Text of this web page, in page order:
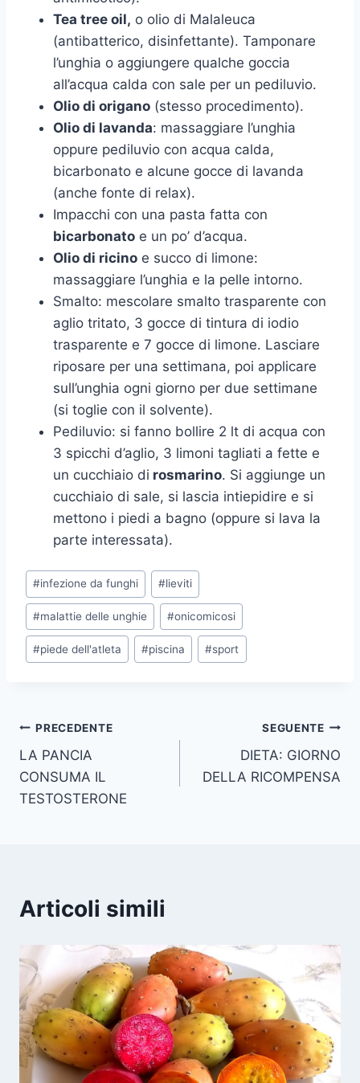
Tea tree oil, o olio di Malaleuca
(antibatterico, disinfettante). Tamponare
l’unghia o aggiungere qualche goccia
all’acqua calda con sale per un pediluvio.
Olio di origano (stesso procedimento).
Olio di lavanda: massaggiare l’unghia
oppure pediluvio con acqua calda,
bicarbonato e alcune gocce di lavanda
(anche fonte di relax).
Impacchi con una pasta fatta con
bicarbonato e un po’ d’acqua.
Olio di ricino e succo di limone:
massaggiare l’unghia e la pelle intorno.
Smalto: mescolare smalto trasparente con
aglio tritato, 3 gocce di tintura di iodio
trasparente e 7 gocce di limone. Lasciare
riposare per una settimana, poi applicare
sull’unghia ogni giorno per due settimane
(si toglie con il solvente).
Pediluvio: si fanno bollire 2 lt di acqua con
3 spicchi d’aglio, 3 limoni tagliati a fette e
un cucchiaio di rosmarino. Si aggiunge un
cucchiaio di sale, si lascia intiepidire e si
mettono i piedi a bagno (oppure si lava la
parte interessata).
Tag
articolo:
#infezione da funghi #lieviti
#malattie delle unghie #onicomicosi
#piede dell'atleta #piscina #sport
Navigazione
articoli
PRECEDENTE
LA PANCIA
CONSUMA IL
TESTOSTERONE
SEGUENTE
DIETA: GIORNO
DELLA RICOMPENSA
Articoli simili